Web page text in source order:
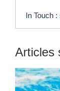
Articles